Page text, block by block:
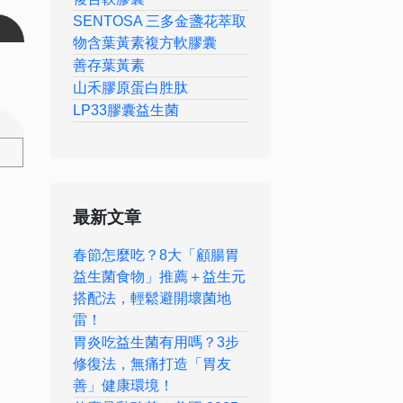
SENTOSA 三多金盞花萃取
物含葉黃素複方軟膠囊
善存葉黃素
山禾膠原蛋白胜肽
LP33膠囊益生菌
最新文章
春節怎麼吃？8大「顧腸胃
益生菌食物」推薦＋益生元
搭配法，輕鬆避開壞菌地
雷！
胃炎吃益生菌有用嗎？3步
修復法，無痛打造「胃友
善」健康環境！